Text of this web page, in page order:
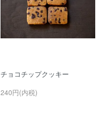
チョコチップクッキー
240円(内税)